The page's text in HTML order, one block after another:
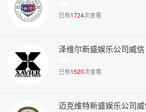
已有1724次查看
已有1520次查看